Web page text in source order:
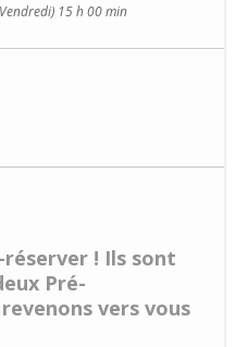
15 h 00 min
! Ils sont
Pré-
vers vous